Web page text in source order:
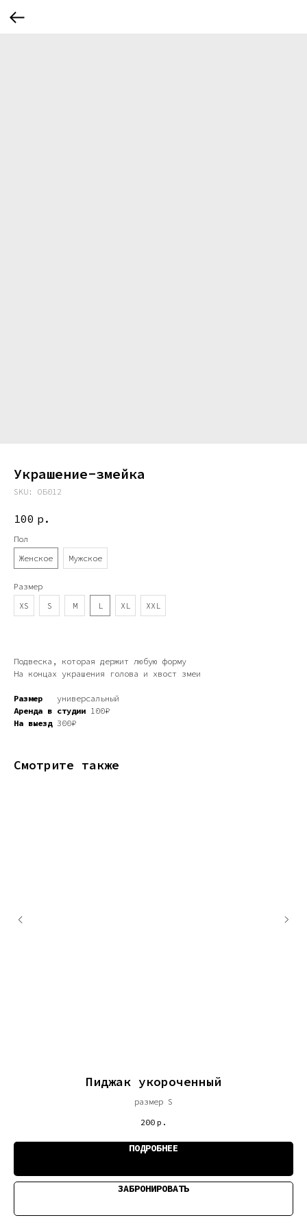
Украшение-змейка
SKU: ОБ012
100 р.
Пол
Женское
Мужское
Размер
XS
S M L XL XXL
Подвеска, которая держит любую форму
На концах украшения голова и хвост змеи
Размер универсальный
Аренда в студии 100₽
На выезд 300₽
Смотрите также
Пиджак укороченный
размер S
200 р.
ПОДРОБНЕЕ
ЗАБРОНИРОВАТЬ